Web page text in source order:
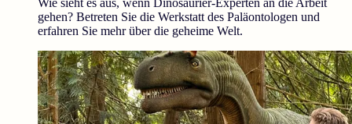
Wie sieht es aus, wenn Dinosaurier-Experten an die Arbeit
gehen? Betreten Sie die Werkstatt des Paläontologen und
erfahren Sie mehr über die geheime Welt.